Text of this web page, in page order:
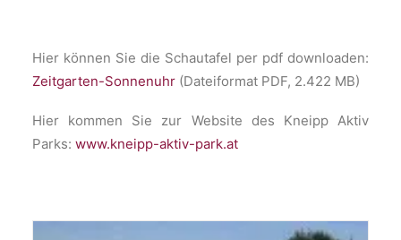
Hier können Sie die Schautafel per pdf downloaden:
Zeitgarten-Sonnenuhr (Dateiformat PDF, 2.422 MB)
Hier kommen Sie zur Website des Kneipp Aktiv
Parks: www.kneipp-aktiv-park.at